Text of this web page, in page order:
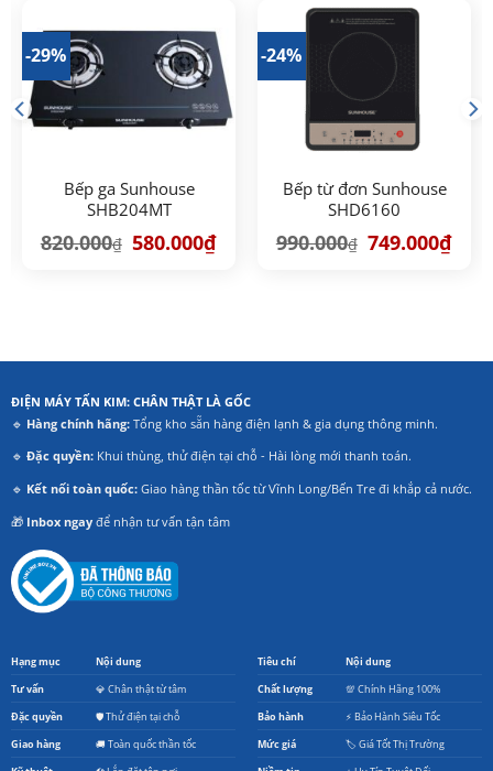
-29%
Bếp ga Sunhouse
SHB204MT
820.000₫ Giá
gốc
580.000₫Giá
-24%
Bếp từ đơn Sunhouse
SHD6160
990.000₫ Giá
gốc
749.000₫Giá
ĐIỆN MÁY TẤN KIM: CHÂN THẬT LÀ GỐC
🔹 Hàng chính hãng:Tổng kho sẵn hàng điện lạnh & gia dụng thông minh.
🔹 Đặc quyền:Khui thùng, thử điện tại chỗ - Hài lòng mới thanh toán.
🔹 Kết nối toàn quốc:Giao hàng thần tốc từ Vĩnh Long/Bến Tre đi khắp cả nước.
🎁 Inbox ngayđể nhận tư vấn tận tâm
Hạng mục Nội dung
Tư vấn 💎 Chân thật từ tâm
Đặc quyền 🛡️ Thử điện tại chỗ
Giao hàng 🚚 Toàn quốc thần tốc
Tiêu chí Nội dung
Chất lượng 💯 Chính Hãng 100%
Bảo hành ⚡ Bảo Hành Siêu Tốc
Mức giá 🏷️ Giá Tốt Thị Trường